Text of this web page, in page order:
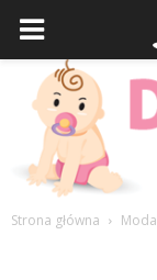
Strona główna Moda